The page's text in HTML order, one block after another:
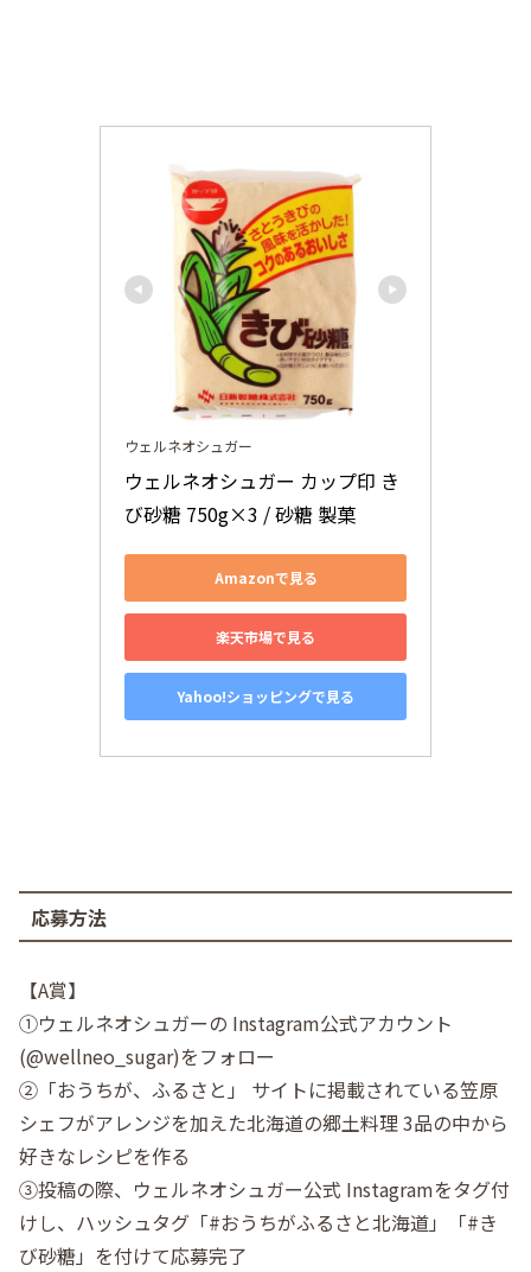
ウェルネオシュガー
ウェルネオシュガー カップ印 き
び砂糖 750g×3 / 砂糖 製菓
Amazonで見る
楽天市場で見る
Yahoo!ショッピングで見る
応募方法
【A賞】
①ウェルネオシュガーの Instagram公式アカウント
(@wellneo_sugar)をフォロー
②「おうちが、ふるさと」 サイトに掲載されている笠原
シェフがアレンジを加えた北海道の郷土料理 3品の中から
好きなレシピを作る
③投稿の際、ウェルネオシュガー公式 Instagramをタグ付
けし、ハッシュタグ「#おうちがふるさと北海道」「#き
び砂糖」を付けて応募完了